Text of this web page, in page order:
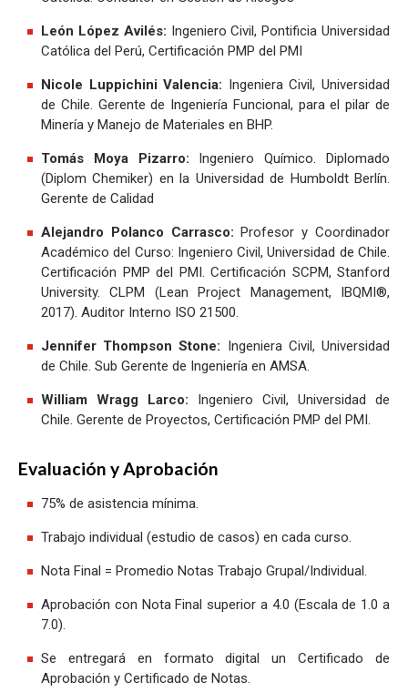
León López Avilés: Ingeniero Civil, Pontificia Universidad
Católica del Perú, Certificación PMP del PMI
Nicole Luppichini Valencia: Ingeniera Civil, Universidad
de Chile. Gerente de Ingeniería Funcional, para el pilar de
Minería y Manejo de Materiales en BHP.
Tomás Moya Pizarro: Ingeniero Químico. Diplomado
(Diplom Chemiker) en la Universidad de Humboldt Berlín.
Gerente de Calidad
Alejandro Polanco Carrasco: Profesor y Coordinador
Académico del Curso: Ingeniero Civil, Universidad de Chile.
Certificación PMP del PMI. Certificación SCPM, Stanford
University. CLPM (Lean Project Management, IBQMI®,
2017). Auditor Interno ISO 21500.
Jennifer Thompson Stone: Ingeniera Civil, Universidad
de Chile. Sub Gerente de Ingeniería en AMSA.
William Wragg Larco: Ingeniero Civil, Universidad de
Chile. Gerente de Proyectos, Certificación PMP del PMI.
Evaluación y Aprobación
75% de asistencia mínima.
Trabajo individual (estudio de casos) en cada curso.
Nota Final = Promedio Notas Trabajo Grupal/Individual.
Aprobación con Nota Final superior a 4.0 (Escala de 1.0 a
7.0).
Se entregará en formato digital un Certificado de
Aprobación y Certificado de Notas.